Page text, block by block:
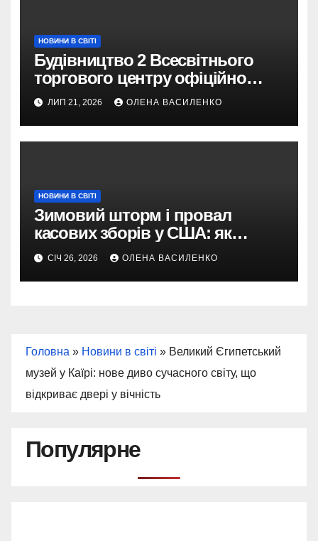
НОВИНИ В СВІТІ
Будівництво 2 Всесвітнього
торгового центру офіційно
розпочалося: 373 метри
ЛИП 21, 2026 ОЛЕНА ВАСИЛЕНКО
НОВИНИ В СВІТІ
Зимовий шторм і провал
касових зборів у США: як
негода змінила бокс-офіс
вікенду
СІЧ 26, 2026 ОЛЕНА ВАСИЛЕНКО
Головна » Новини в світі » Великий Єгипетський
музей у Каїрі: нове диво сучасного світу, що
відкриває двері у вічність
Популярне